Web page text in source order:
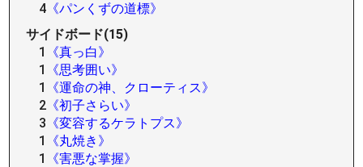
4 《パンくずの道標》
サイドボード(15)
1
《真っ白》
1
《思考囲い》
1
《運命の神、クローティス》
2 《初子さらい》
3 《変容するケラトプス》
1
《丸焼き》
1
《害悪な掌握》